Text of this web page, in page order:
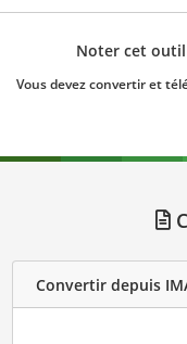
Noter cet outil
Vous devez convertir et
Convertir depuis